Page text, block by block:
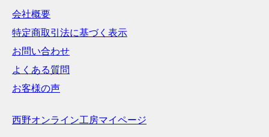
会社概要
特定商取引法に基づく表示
お問い合わせ
よくある質問
お客様の声
西野オンライン工房マイページ